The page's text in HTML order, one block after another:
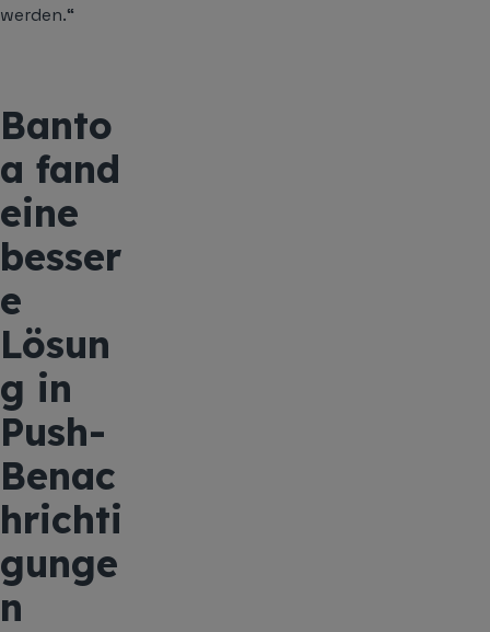
werden.“
Banto
a fand
eine
besser
e
Lösun
g in
Push-
Benac
hrichti
gunge
n